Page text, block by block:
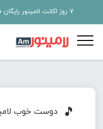
7 روز اکانت لامینور رایگان فقط با ثبت نام در سایت
🎵 دوست خوب